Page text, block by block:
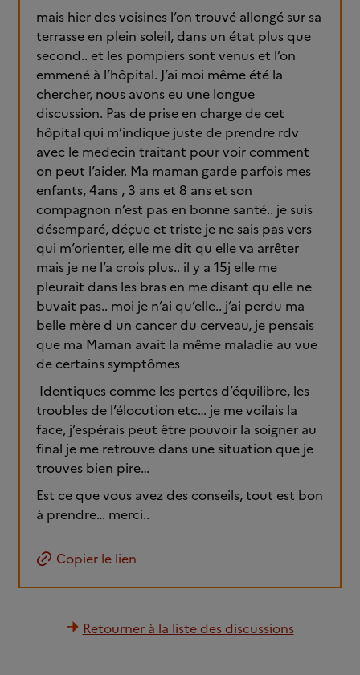
mais hier des voisines l’on trouvé allongé sur sa
terrasse en plein soleil, dans un état plus que
second.. et les pompiers sont venus et l’on
emmené à l’hôpital. J’ai moi même été la
chercher, nous avons eu une longue
discussion. Pas de prise en charge de cet
hôpital qui m’indique juste de prendre rdv
avec le medecin traitant pour voir comment
on peut l’aider. Ma maman garde parfois mes
enfants, 4ans , 3 ans et 8 ans et son
compagnon n’est pas en bonne santé.. je suis
désemparé, déçue et triste je ne sais pas vers
qui m’orienter, elle me dit qu elle va arrêter
mais je ne l’a crois plus.. il y a 15j elle me
pleurait dans les bras en me disant qu elle ne
buvait pas.. moi je n’ai qu’elle.. j’ai perdu ma
belle mère d un cancer du cerveau, je pensais
que ma Maman avait la même maladie au vue
de certains symptômes
Identiques comme les pertes d’équilibre, les
troubles de l’élocution etc… je me voilais la
face, j’espérais peut être pouvoir la soigner au
final je me retrouve dans une situation que je
trouves bien pire…
Est ce que vous avez des conseils, tout est bon
à prendre… merci..
Copier le lien
Retourner à la liste des discussions